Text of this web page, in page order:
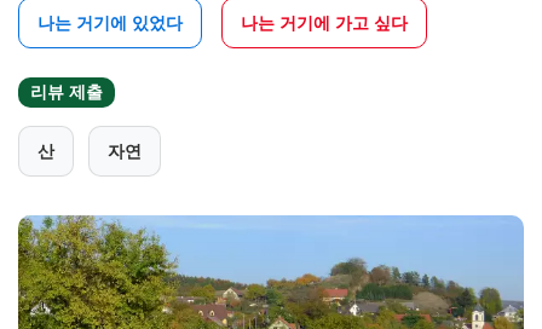
나는 거기에 있었다 나는 거기에 가고 싶다
리뷰 제출
산 자연